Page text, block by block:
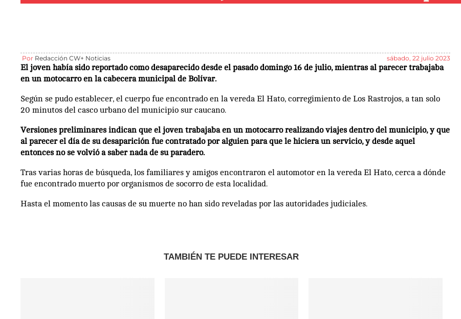
Por Redacción CW+ Noticias sábado, 22 julio 2023
El joven había sido reportado como desaparecido desde el pasado domingo 16 de julio, mientras al parecer trabajaba
en un motocarro en la cabecera municipal de Bolívar.
Según se pudo establecer, el cuerpo fue encontrado en la vereda El Hato, corregimiento de Los Rastrojos, a tan solo
20 minutos del casco urbano del municipio sur caucano.
Versiones preliminares indican que el joven trabajaba en un motocarro realizando viajes dentro del municipio, y que
al parecer el día de su desaparición fue contratado por alguien para que le hiciera un servicio, y desde aquel
entonces no se volvió a saber nada de su paradero.
Tras varias horas de búsqueda, los familiares y amigos encontraron el automotor en la vereda El Hato, cerca a dónde
fue encontrado muerto por organismos de socorro de esta localidad.
Hasta el momento las causas de su muerte no han sido reveladas por las autoridades judiciales.
TAMBIÉN TE PUEDE INTERESAR